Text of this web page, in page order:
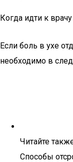
Когда идти к врачу
Если боль в ухе
необходимо в
Читайте
Способы